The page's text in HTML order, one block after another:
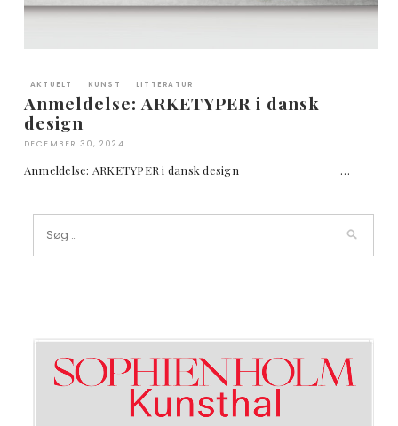
AKTUELT KUNST LITTERATUR
Anmeldelse: ARKETYPER i dansk
design
DECEMBER 30, 2024
Anmeldelse: ARKETYPER i dansk design …